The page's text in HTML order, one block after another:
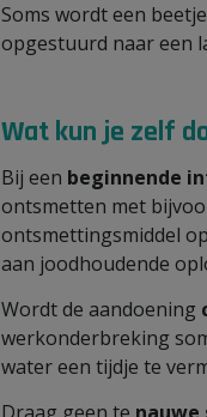
Soms wordt een
opgestuurd naar een
Wat kun je zelf
Bij een beginnende
ontsmetten met
ontsmettingsmiddel
aan joodhoudende
Wordt de aandoening
werkonderbreking
water een tijdje te